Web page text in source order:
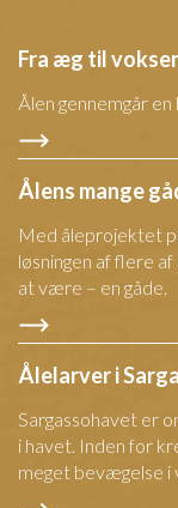
Fra æg til
Ålen gennemgår
Ålens mange
Med åleprojektet
løsningen af flere
at være – en gåde.
Ålelarver i
Sargassohavet er
i havet. Inden for
meget bevægelse i